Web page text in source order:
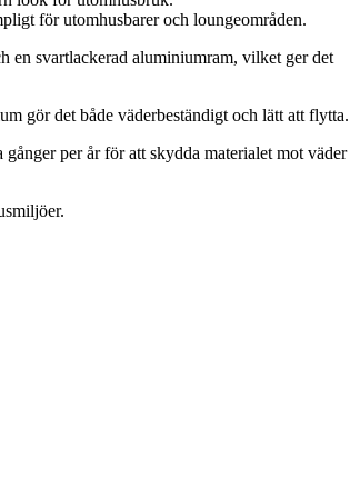
för utomhusbarer och loungeområden.
en svartlackerad aluminiumram, vilket ger det
gör det både väderbeständigt och lätt att flytta.
per år för att skydda materialet mot väder